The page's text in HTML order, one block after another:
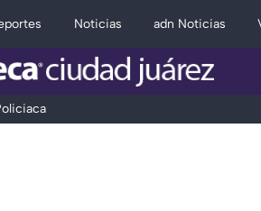
Noticias adn Noticias